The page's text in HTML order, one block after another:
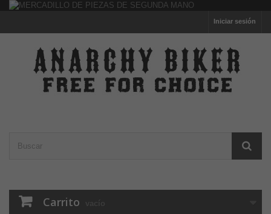
Iniciar sesión
Carrito vacío